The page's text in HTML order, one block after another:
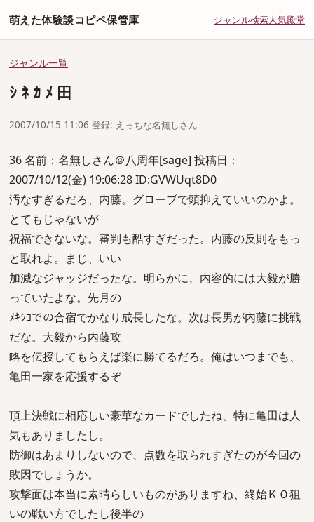
萌えた体験談コピペ保管庫 ジャンル検索人気殿堂
ジャンル一覧
ｼ ﾈ ｶ ﾒ 田
2007/10/15 11:06 登録: えっちな名無しさん
36 名前：名無しさん＠八周年[sage] 投稿日：
2007/10/12(金) 19:06:28 ID:GVWUqt8D0
汚なすぎるだろ、内藤。グローブで頭抑えていいのかよ。
とてもじゃないが
祝福できないな。審判も酷すぎだった。内藤の反則をもっ
と取れよ。まじ、いい
加減なジャッジだったな。明らかに、内容的には大毅が勝
っていたよな。先月の
ﾒｷｼｺでの合宿でかなり成長したな。次は長男が内藤に挑戦
だな。大毅から内藤攻
略を伝授してもらえば楽に勝てるだろ。俺はいつまでも、
亀田一家を応援するぞ
頂上決戦に相応しい豪華なカードでしたね、特に亀田は人
気もありましたし。
防御はあまりしないので、点数を取られすぎたのが今回の
敗因でしょうか。
攻撃面は本当に素晴らしいものがありますね、終始ＫＯ狙
いの戦い方でしたし後半の